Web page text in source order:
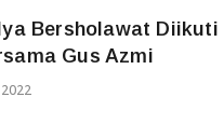
Bersholawat Diikuti
Gus Azmi